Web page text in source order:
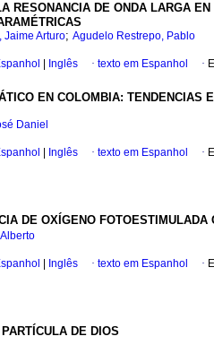
RESONANCIA DE ONDA LARGA
Jaime Arturo; Agudelo Restrepo, Pablo
Inglês · texto em Espanhol ·
EN COLOMBIA: TENDENCIAS
Daniel
Inglês · texto em Espanhol ·
DE OXÍGENO
Inglês · texto em Espanhol ·
DE DIOS